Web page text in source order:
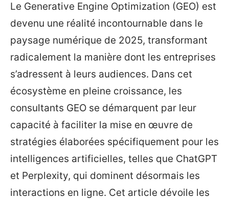
Le Generative Engine Optimization (GEO) est
devenu une réalité incontournable dans le
paysage numérique de 2025, transformant
radicalement la manière dont les entreprises
s’adressent à leurs audiences. Dans cet
écosystème en pleine croissance, les
consultants GEO se démarquent par leur
capacité à faciliter la mise en œuvre de
stratégies élaborées spécifiquement pour les
intelligences artificielles, telles que ChatGPT
et Perplexity, qui dominent désormais les
interactions en ligne. Cet article dévoile les